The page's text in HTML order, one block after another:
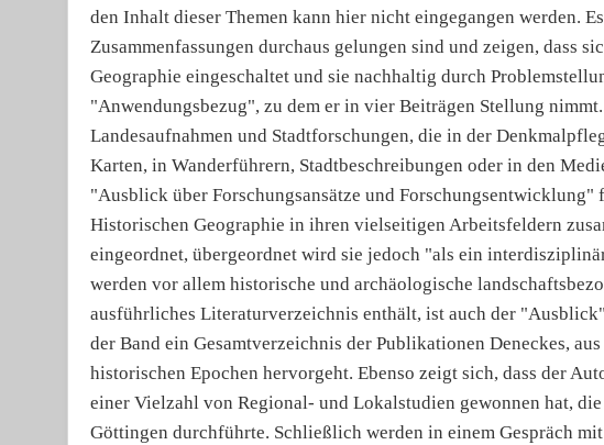
den Inhalt dieser Themen kann hier nicht eingegangen werden.
Zusammenfassungen durchaus gelungen sind und zeigen, dass
Geographie eingeschaltet und sie nachhaltig durch
"Anwendungsbezug", zu dem er in vier Beiträgen Stellung
Landesaufnahmen und Stadtforschungen, die in der
Karten, in Wanderführern, Stadtbeschreibungen oder in den
"Ausblick über Forschungsansätze und
Historischen Geographie in ihren vielseitigen Arbeitsfeldern
eingeordnet, übergeordnet wird sie jedoch "als ein
werden vor allem historische und archäologische
ausführliches Literaturverzeichnis enthält, ist auch der
der Band ein Gesamtverzeichnis der Publikationen Deneckes,
historischen Epochen hervorgeht. Ebenso zeigt sich, dass der
einer Vielzahl von Regional- und Lokalstudien gewonnen hat,
Göttingen durchführte. Schließlich werden in einem Gespräch